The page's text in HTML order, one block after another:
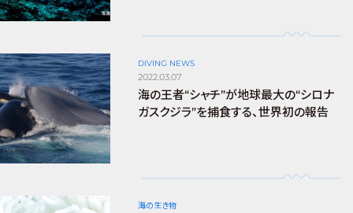
DIVING NEWS
2022.03.07
海の王者“シャチ”が地球最大の“シロナ
ガスクジラ”を捕食する、世界初の報告
海の生き物